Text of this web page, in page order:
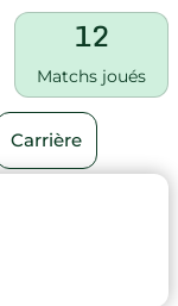
12
Matchs joués
Carrière